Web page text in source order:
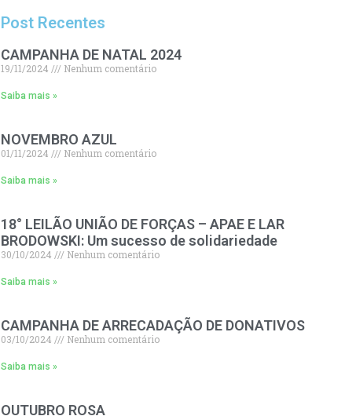
Post Recentes
CAMPANHA DE NATAL 2024
19/11/2024 Nenhum comentário
Saiba mais »
NOVEMBRO AZUL
01/11/2024 Nenhum comentário
Saiba mais »
18° LEILÃO UNIÃO DE FORÇAS – APAE E LAR
BRODOWSKI: Um sucesso de solidariedade
30/10/2024 Nenhum comentário
Saiba mais »
CAMPANHA DE ARRECADAÇÃO DE DONATIVOS
03/10/2024 Nenhum comentário
Saiba mais »
OUTUBRO ROSA